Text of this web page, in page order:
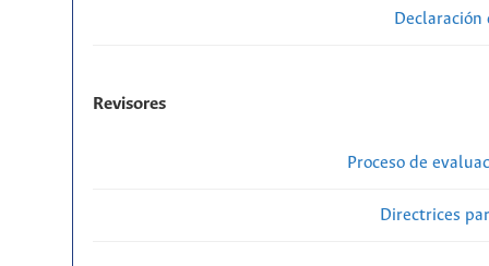
Revisores
Proceso de
Directrices